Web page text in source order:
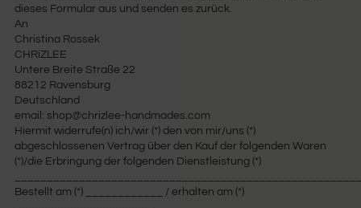
dieses Formular aus und senden es zurück.
An
Christina Rossek
CHRiZLEE
Untere Breite Straße 22
88212 Ravensburg
Deutschland
email: shop@chrizlee-handmades.com
Hiermit widerrufe(n) ich/wir (*) den von mir/uns (*)
abgeschlossenen Vertrag über den Kauf der folgenden Waren
(*)/die Erbringung der folgenden Dienstleistung (*)
Bestellt am (*) ____________ / erhalten am (*)